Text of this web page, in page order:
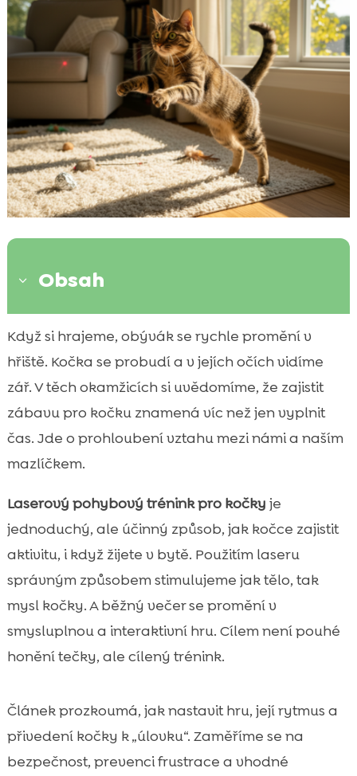
3 Obsah

Co je laserový pohybový trénink a proč
kočky tak baví
laserový pohybový trénink pro kočky v
laserem
Výběr laserové hračky: výkon, barva a
kvalita paprsku
pohybový trénink kočky
Tréninkové scénáře: krátké hry, intervaly a
“lov” v různých místnostech
 Laserový trénink podle věku, kondice a
povahy kočky
 Laser versus jiné interaktivní hračky: co
krmení a denní rutina
Výživa a regenerace: proč po tréninku
záleží na kvalitním krmení
Když si hrajeme, obývák se rychle promění v
hřiště. Kočka se probudí a v jejích očích vidíme
zář. V těch okamžicích si uvědomíme, že zajistit
zábavu pro kočku znamená víc než jen vyplnit
čas. Jde o prohloubení vztahu mezi námi a naším
mazlíčkem.
Laserový pohybový trénink pro kočky je
jednoduchý, ale účinný způsob, jak kočce zajistit
aktivitu, i když žijete v bytě. Použitím laseru
správným způsobem stimulujeme jak tělo, tak
mysl kočky. A běžný večer se promění v
smysluplnou a interaktivní hru. Cílem není pouhé
honění tečky, ale cílený trénink.
Článek prozkoumá, jak nastavit hru, její rytmus a
přivedení kočky k „úlovku“. Zaměříme se na
bezpečnost, prevenci frustrace a vhodné